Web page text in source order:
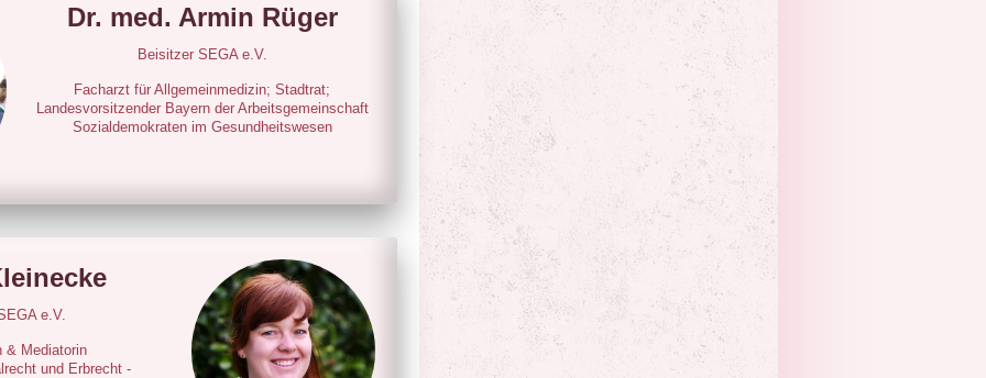
Dr. med. Armin Rüger
Beisitzer SEGA e.V.
Facharzt für Allgemeinmedizin; Stadtrat;
Landesvorsitzender Bayern der Arbeitsgemeinschaft
Sozialdemokraten im Gesundheitswesen
e.V.
& Mediatorin
und Erbrecht -